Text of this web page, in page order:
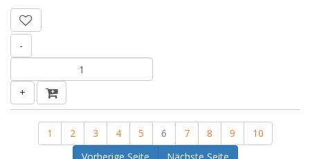
-
+
1 2 3 4 5 6 7 8 9
10